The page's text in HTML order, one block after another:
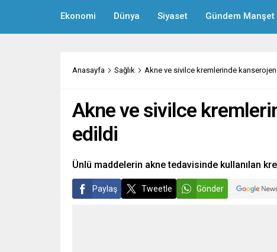
Ekonomi Dünya Siyaset Gündem Manşet
Anasayfa Sağlık Akne ve sivilce kremlerinde
Akne ve sivilce
edildi
Ünlü maddelerin akne tedavisinde kullanılan
Paylaş Tweetle Gönder